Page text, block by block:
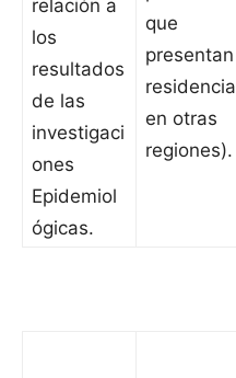
relación a
los
resultados
de las
investigaci
ones
Epidemiol
ógicas.
que
presentan
residencia
en otras
regiones).